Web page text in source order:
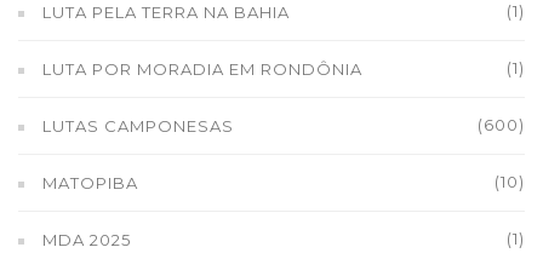
LUTA PELA TERRA NA BAHIA (1)
LUTA POR MORADIA EM RONDÔNIA (1)
LUTAS CAMPONESAS (600)
MATOPIBA (10)
MDA 2025 (1)